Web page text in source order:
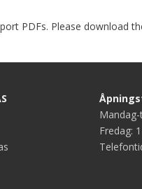
PDFs. Please download
Fredag: